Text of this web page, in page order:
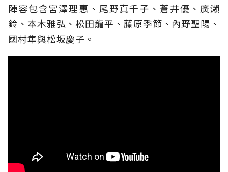
陣容包含宮澤理惠、尾野真千子、蒼井優、廣瀨
鈴、本木雅弘、松田龍平、藤原季節、內野聖陽、
國村隼與松坂慶子。